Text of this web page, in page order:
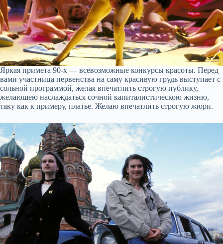
Яркая примета 90-х — всевозможные конкурсы красоты. Перед
вами участница первенства на саму красивую грудь выступает с
сольной программой, желая впечатлить строгую публику,
желающею наслаждаться сочной капиталистическою жизню,
таку как к примеру, платье. Желаю впечатлить строгую жюри.